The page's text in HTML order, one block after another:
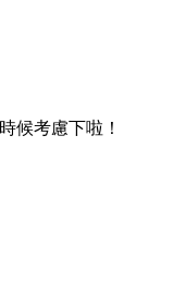
候考慮下啦！